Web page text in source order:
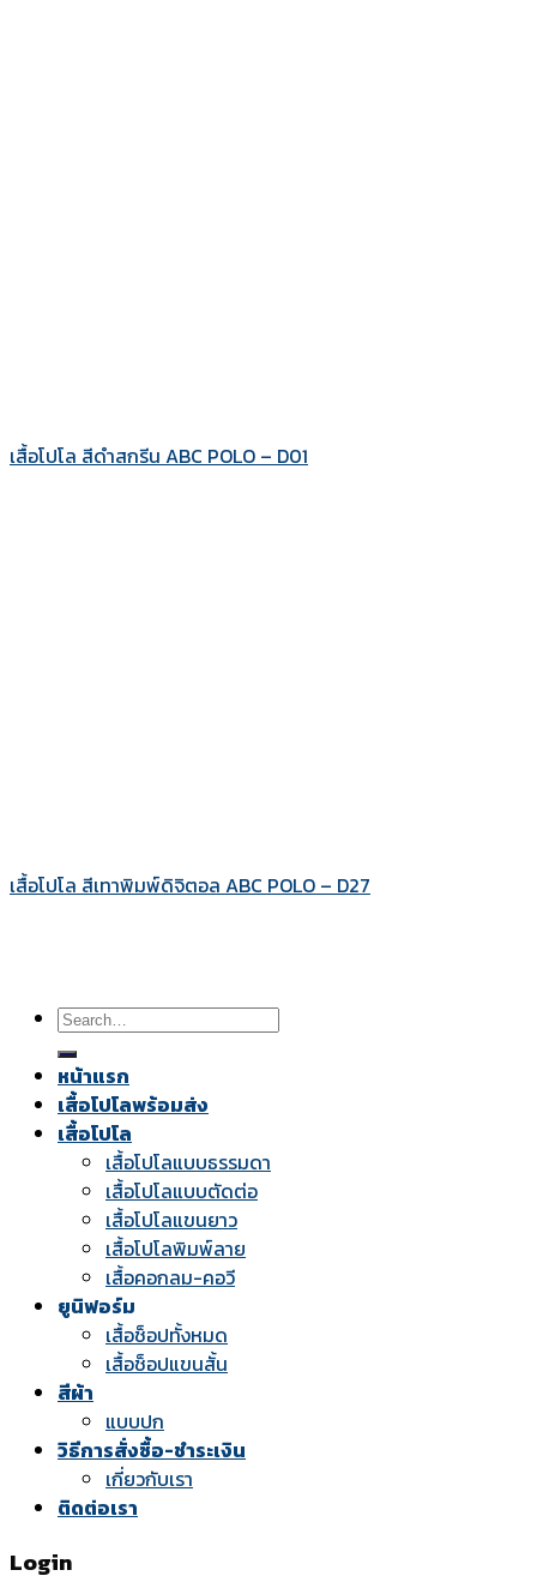
เสื้อโปโล สีดำสกรีน ABC POLO – D01
เสื้อโปโล สีเทาพิมพ์ดิจิตอล ABC POLO – D27
Search
for:
หน้าแรก
เสื้อโปโลพร้อมส่ง
เสื้อโปโล
เสื้อโปโลแบบธรรมดา
เสื้อโปโลแบบตัดต่อ
เสื้อโปโลแขนยาว
เสื้อโปโลพิมพ์ลาย
เสื้อคอกลม-คอวี
ยูนิฟอร์ม
เสื้อช็อปทั้งหมด
เสื้อช็อปแขนสั้น
สีผ้า
แบบปก
วิธีการสั่งซื้อ-ชำระเงิน
เกี่ยวกับเรา
ติดต่อเรา
Login